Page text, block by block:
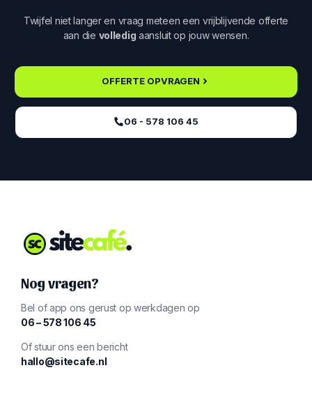
Twijfel niet langer en vraag meteen een vrijblijvende offerte
aan die volledig aansluit op jouw wensen.
OFFERTE OPVRAGEN
06 - 578 106 45‬
Nog vragen?
Bel of app ons gerust op werkdagen op
‪06 – 578 106 45‬
Of stuur ons een bericht
hallo@sitecafe.nl